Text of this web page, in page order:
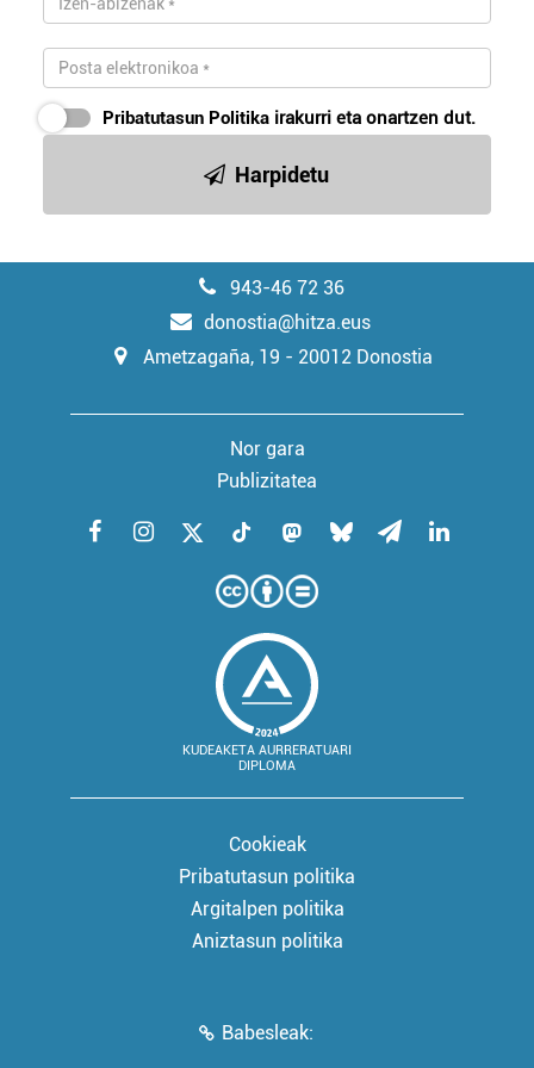
Pribatutasun Politika irakurri eta onartzen dut.
Harpidetu
943-46 72 36
donostia@hitza.eus
Ametzagaña, 19 - 20012 Donostia
Nor gara
Publizitatea
KUDEAKETA AURRERATUARI
DIPLOMA
Cookieak
Pribatutasun politika
Argitalpen politika
Aniztasun politika
Babesleak: